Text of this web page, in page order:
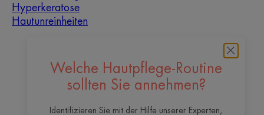
Welche Hautpflege-Routine
sollten Sie annehmen?
Identifizieren Sie mit der Hilfe unserer Experten,
Hyperkeratose
Hautunreinheiten
KontaktHäufig gestellte Fragen